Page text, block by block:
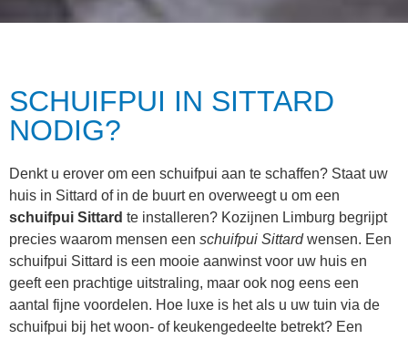
SCHUIFPUI IN SITTARD
NODIG?
Denkt u erover om een schuifpui aan te schaffen? Staat uw
huis in Sittard of in de buurt en overweegt u om een
schuifpui Sittard te installeren? Kozijnen Limburg begrijpt
precies waarom mensen een schuifpui Sittardwensen. Een
schuifpui Sittard is een mooie aanwinst voor uw huis en
geeft een prachtige uitstraling, maar ook nog eens een
aantal fijne voordelen. Hoe luxe is het als u uw tuin via de
schuifpui bij het woon- of keukengedeelte betrekt? Een